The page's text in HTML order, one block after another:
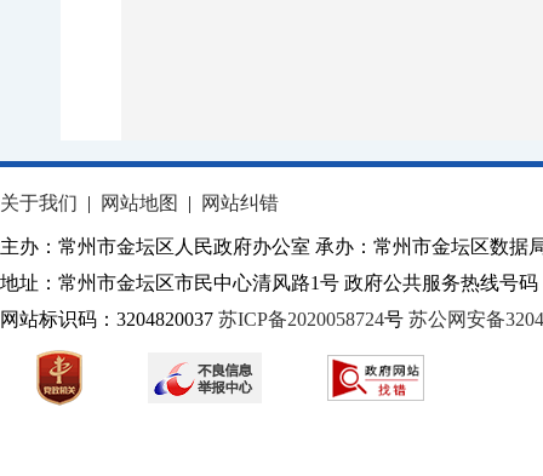
关于我们 | 网站地图 | 网站纠错
主办：常州市金坛区人民政府办公室 承办：常州市金坛区数据
地址：常州市金坛区市民中心清风路1号 政府公共服务热线号码
网站标识码：3204820037 苏ICP备2020058724号 苏公网安备